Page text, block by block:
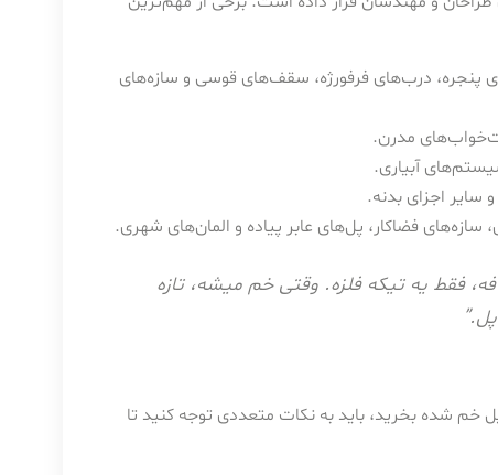
پنجره، درب‌های فرفورژه، سقف‌های قوسی و سازه‌های
مدرن.
آبیاری.
سایر اجزای بدنه.
فضاکار، پل‌های عابر پیاده و المان‌های شهری.
فقط یه تیکه فلزه. وقتی خم میشه، تازه
خم شده بخرید، باید به نکات متعددی توجه کنید تا